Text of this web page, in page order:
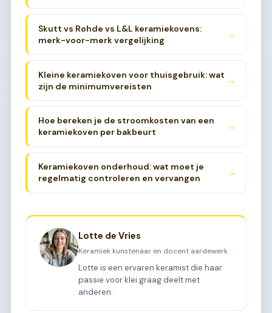
Skutt vs Rohde vs L&L keramiekovens:
merk-voor-merk vergelijking
→
Kleine keramiekoven voor thuisgebruik: wat
zijn de minimumvereisten
→
Hoe bereken je de stroomkosten van een
keramiekoven per bakbeurt
→
Keramiekoven onderhoud: wat moet je
regelmatig controleren en vervangen
→
Lotte de Vries
Keramiek kunstenaar en docent aardewerk
Lotte is een ervaren keramist die haar
passie voor klei graag deelt met
anderen.